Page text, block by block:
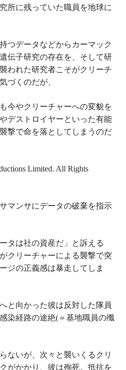
所に残っていた職員を地球に
つデータなどからカーマック
伝子研究の存在を、そして研
われた研究者こそがクリーチ
づくのだが、
今やクリーチャーへの変貌を
デストロイヤーといった有能
撃で命を落としてしまうのだ
Limited. All Rights
マンサにデータの破棄を指示
タは社の資産だ」と訴える
クリーチャーによる襲撃で突
ジの正義感は暴走してしま
と向かった彼は反対した隊員
染経路の途絶(＝基地職員の殲
ないが、次々と襲いくるクリ
がかかり、彼は殉死。抵抗を